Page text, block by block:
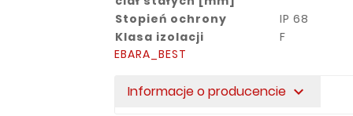
Stopień ochrony
IP 68
Klasa izolacji
F
EBARA_BEST
Informacje o producencie expand_more